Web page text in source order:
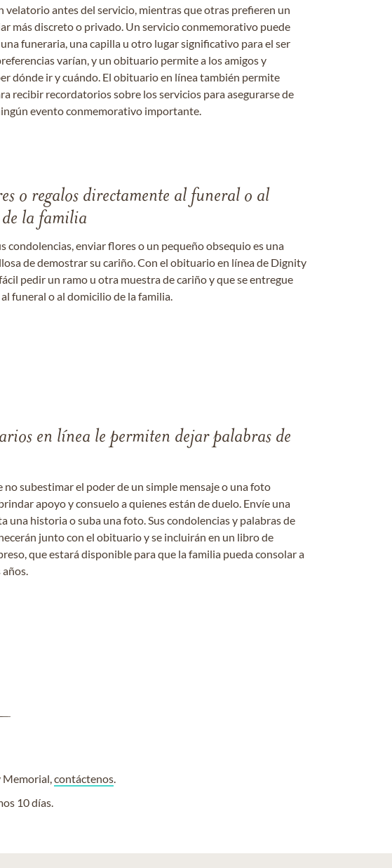
velatorio antes del servicio, mientras que otras prefieren un
más discreto o privado. Un servicio conmemorativo puede
funeraria, una capilla u otro lugar significativo para el ser
varían, y un obituario permite a los amigos y
dónde ir y cuándo. El obituario en línea también permite
recibir recordatorios sobre los servicios para asegurarse de
evento conmemorativo importante.
o regalos directamente al funeral o al
la familia
condolencias, enviar flores o un pequeño obsequio es una
de demostrar su cariño. Con el obituario en línea de Dignity
pedir un ramo u otra muestra de cariño y que se entregue
funeral o al domicilio de la familia.
en línea le permiten dejar palabras de
no subestimar el poder de un simple mensaje o una foto
apoyo y consuelo a quienes están de duelo. Envíe una
una historia o suba una foto. Sus condolencias y palabras de
junto con el obituario y se incluirán en un libro de
que estará disponible para que la familia pueda consolar a
años.
Memorial,contáctenos.
10 días.